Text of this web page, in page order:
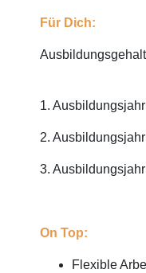
Für Dich:
1.
2.
3.
On Top:
Flexible